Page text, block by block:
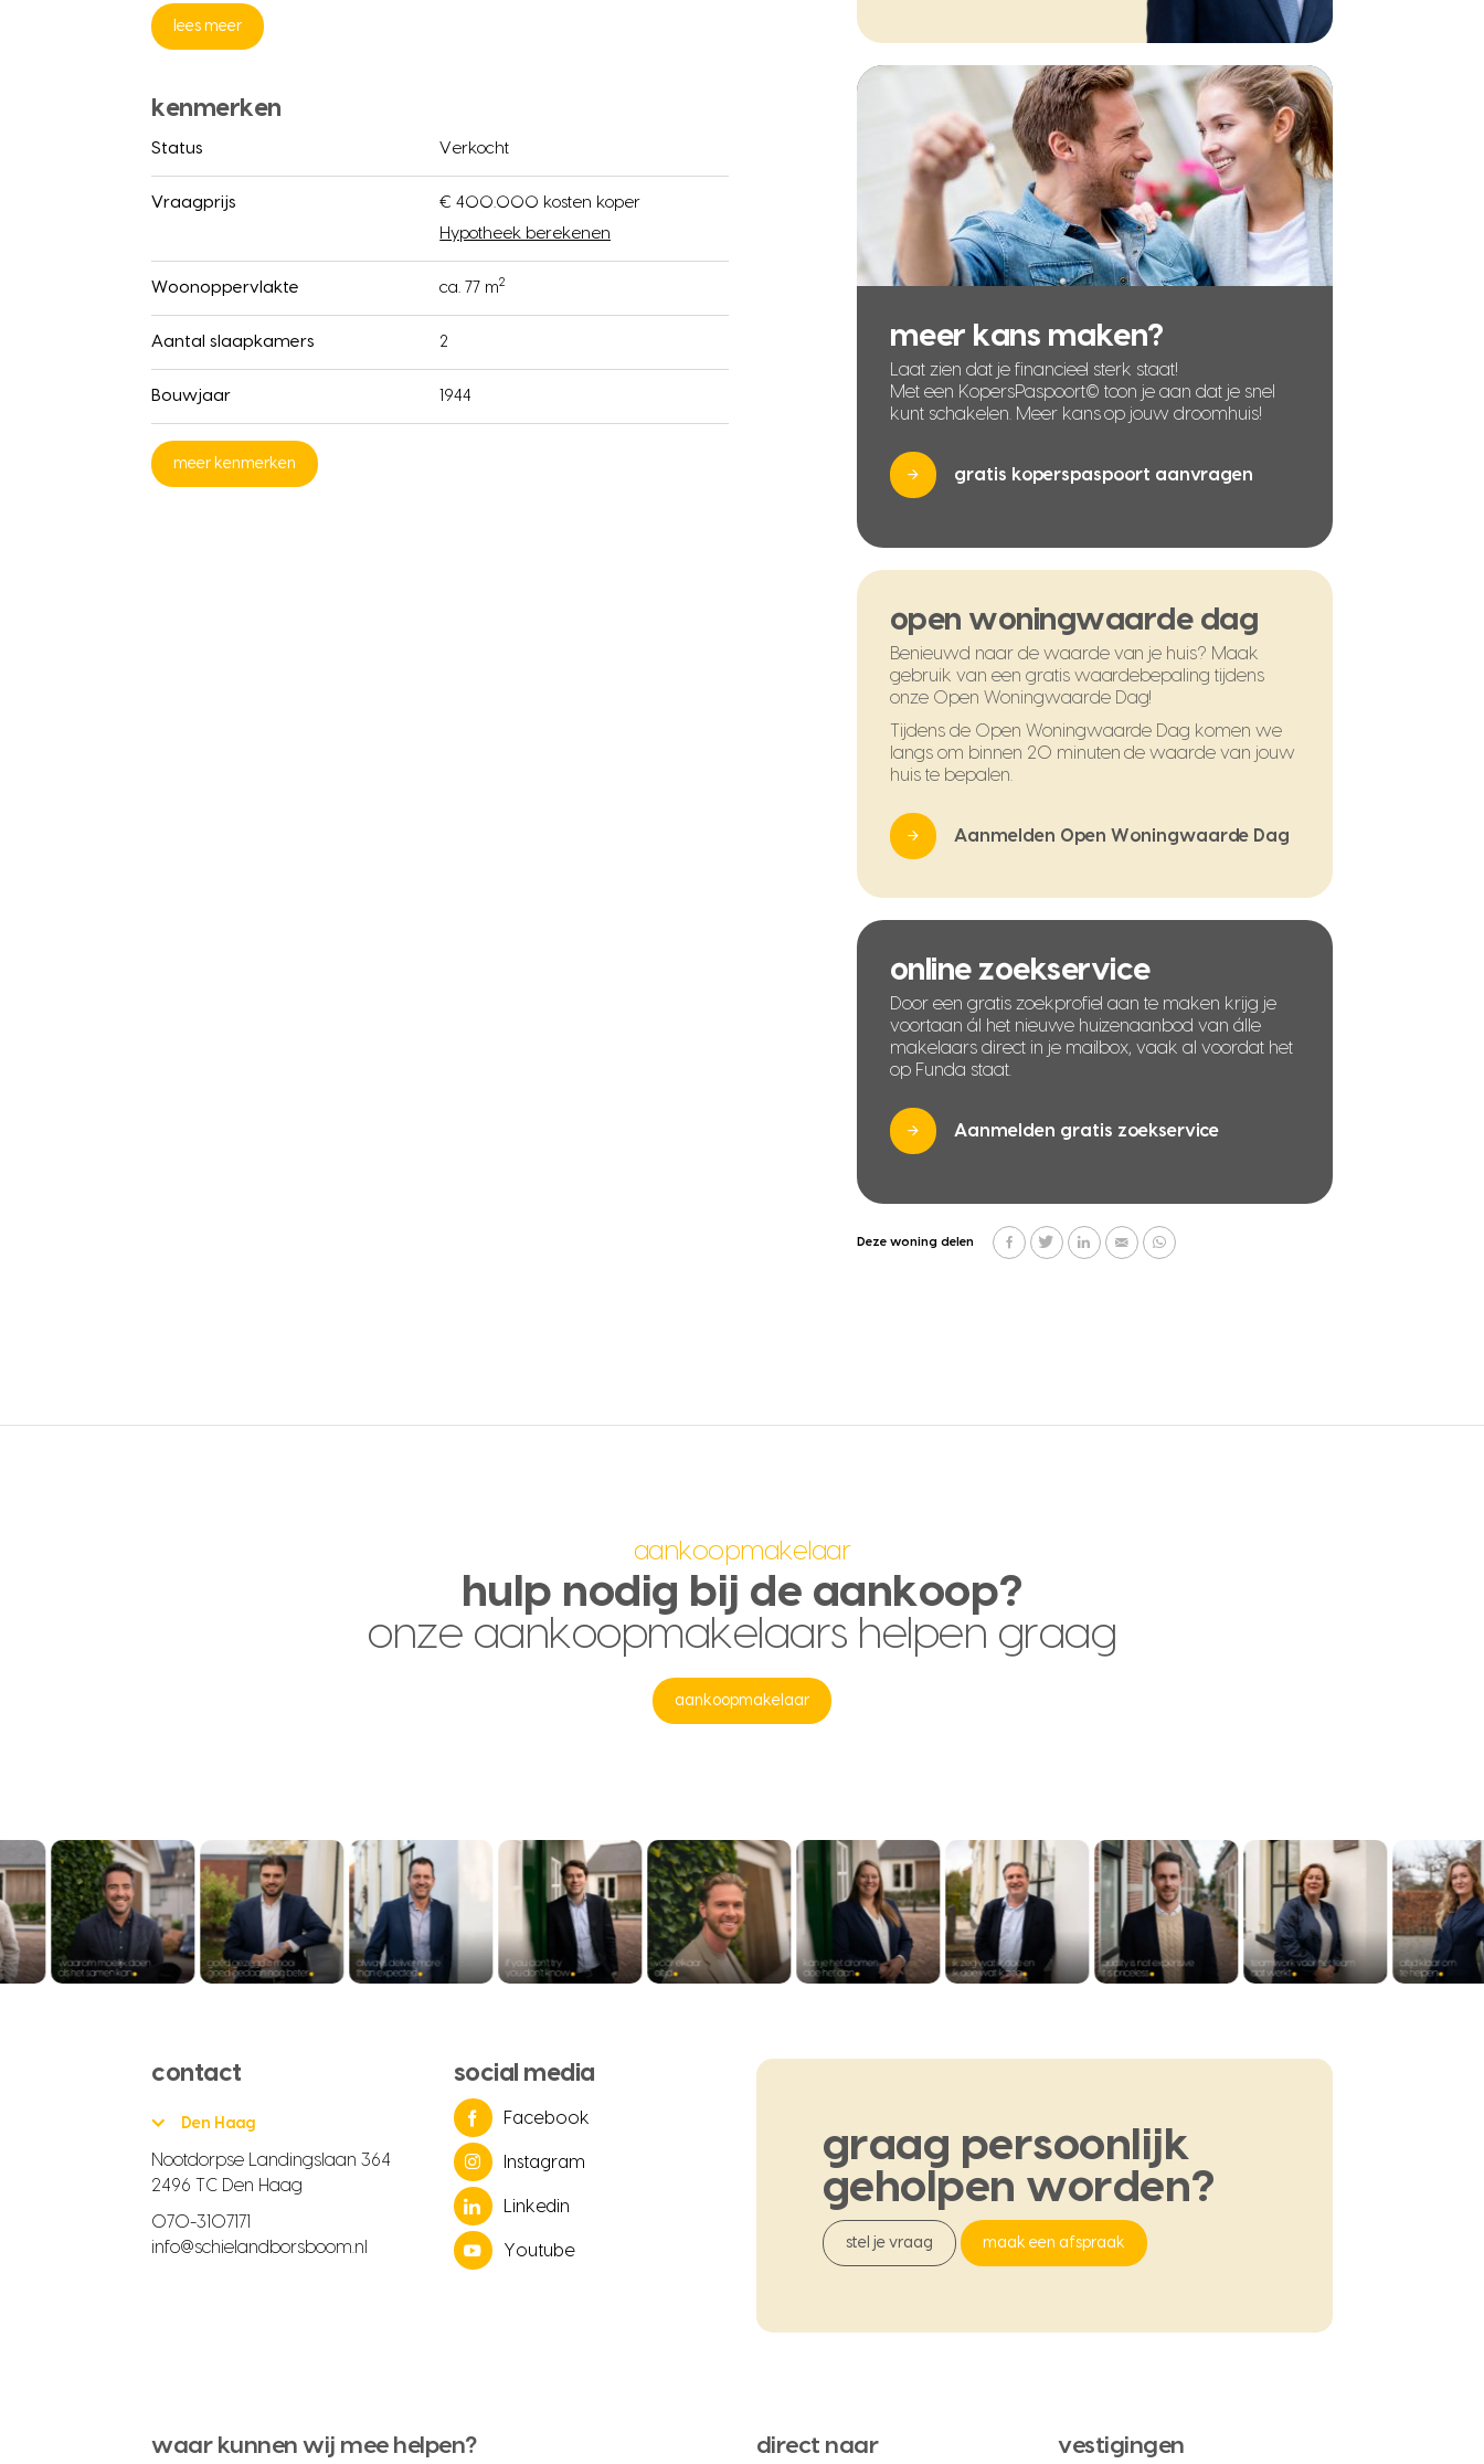
lees meer
kenmerken
Status Verkocht
Vraagprijs
€ 400.000 kosten koper
Hypotheek berekenen
Woonoppervlakte ca. 77 m2
Aantal slaapkamers 2
Bouwjaar 1944
meer kenmerken
meer kans maken?
Laat zien dat je financieel sterk staat!
Met een KopersPaspoort© toon je aan dat je snel
kunt schakelen. Meer kans op jouw droomhuis!
gratis koperspaspoort aanvragen
open woningwaarde dag
Benieuwd naar de waarde van je huis? Maak
gebruik van een gratis waardebepaling tijdens
onze Open Woningwaarde Dag!
Tijdens de Open Woningwaarde Dag komen we
langs om binnen 20 minuten de waarde van jouw
huis te bepalen.
Aanmelden Open Woningwaarde Dag
online zoekservice
Door een gratis zoekprofiel aan te maken krijg je
voortaan ál het nieuwe huizenaanbod van álle
makelaars direct in je mailbox, vaak al voordat het
op Funda staat.
Aanmelden gratis zoekservice
Deze woning delen
aankoopmakelaar
hulp nodig bij de aankoop?
onze aankoopmakelaars helpen graag
aankoopmakelaar
contact
Den Haag
Nootdorpse Landingslaan 364
2496 TC Den Haag
070-3107171
info@schielandborsboom.nl
social media
Facebook
Instagram
Linkedin
Youtube
graag persoonlijk
geholpen worden?
stel je vraag maak een afspraak
waar kunnen wij mee helpen? direct naar vestigingen